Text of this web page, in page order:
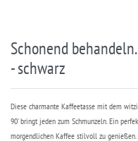
Schonend
- schwarz
Diese charmante Kaffeetasse mit dem
90' bringt jeden zum Schmunzeln. Ein
morgendlichen Kaffee stilvoll zu